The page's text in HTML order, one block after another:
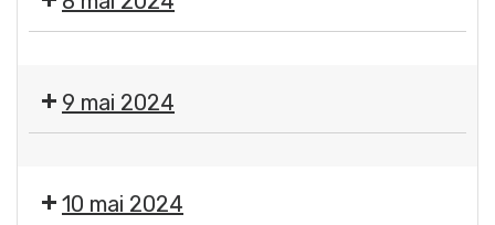
des
services
9 mai 2024
des10 mai 2024